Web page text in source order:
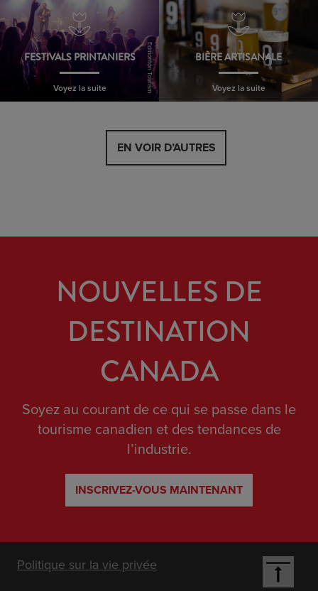
FESTIVALS PRINTANIERS
Voyez la suite Edmonton Tourism BIÈRE ARTISANALE
Voyez la suite
EN VOIR D’AUTRES
NOUVELLES DE
DESTINATION
CANADA
Soyez au courant de ce qui se passe dans le
tourisme canadien et des tendances de
l’industrie.
INSCRIVEZ-VOUS MAINTENANT
Footer
Politique sur la vie privée